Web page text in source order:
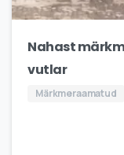
Nahast
vutlar
Märkmeraamatud